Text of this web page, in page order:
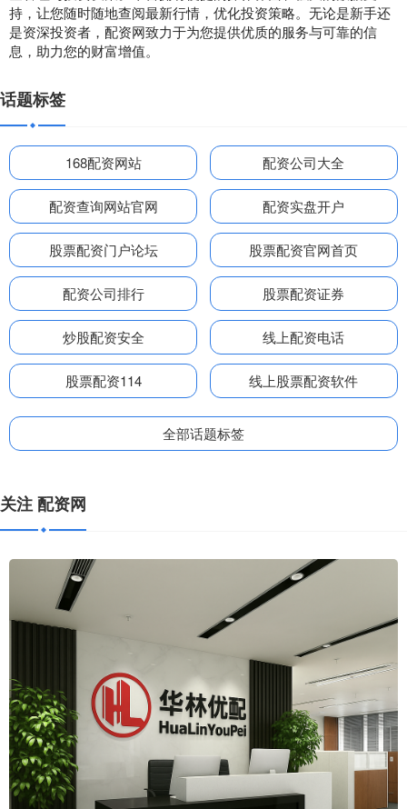
持，让您随时随地查阅最新行情，优化投资策略。无论是新手还
是资深投资者，配资网致力于为您提供优质的服务与可靠的信
息，助力您的财富增值。
话题标签
168配资网站 配资公司大全
配资查询网站官网 配资实盘开户
股票配资门户论坛 股票配资官网首页
配资公司排行 股票配资证券
炒股配资安全 线上配资电话
股票配资114 线上股票配资软件
全部话题标签
关注 配资网